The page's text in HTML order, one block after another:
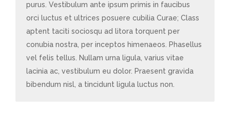
purus. Vestibulum ante ipsum primis in faucibus
orci luctus et ultrices posuere cubilia Curae; Class
aptent taciti sociosqu ad litora torquent per
conubia nostra, per inceptos himenaeos. Phasellus
vel felis tellus. Nullam urna ligula, varius vitae
lacinia ac, vestibulum eu dolor. Praesent gravida
bibendum nisl, a tincidunt ligula luctus non.